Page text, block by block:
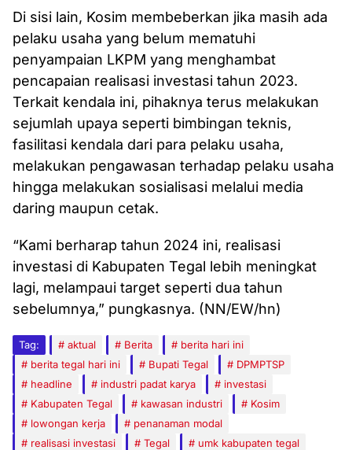
Di sisi lain, Kosim membeberkan jika masih ada
pelaku usaha yang belum mematuhi
penyampaian LKPM yang menghambat
pencapaian realisasi investasi tahun 2023.
Terkait kendala ini, pihaknya terus melakukan
sejumlah upaya seperti bimbingan teknis,
fasilitasi kendala dari para pelaku usaha,
melakukan pengawasan terhadap pelaku usaha
hingga melakukan sosialisasi melalui media
daring maupun cetak.
“Kami berharap tahun 2024 ini, realisasi
investasi di Kabupaten Tegal lebih meningkat
lagi, melampaui target seperti dua tahun
sebelumnya,” pungkasnya. (NN/EW/hn)
Tag: aktual Berita
berita hari ini
berita tegal hari ini
Bupati Tegal
DPMPTSP
headline
industri padat karya
investasi
Kabupaten Tegal
kawasan industri
Kosim
lowongan kerja
penanaman modal
realisasi investasi
Tegal
umk kabupaten tegal